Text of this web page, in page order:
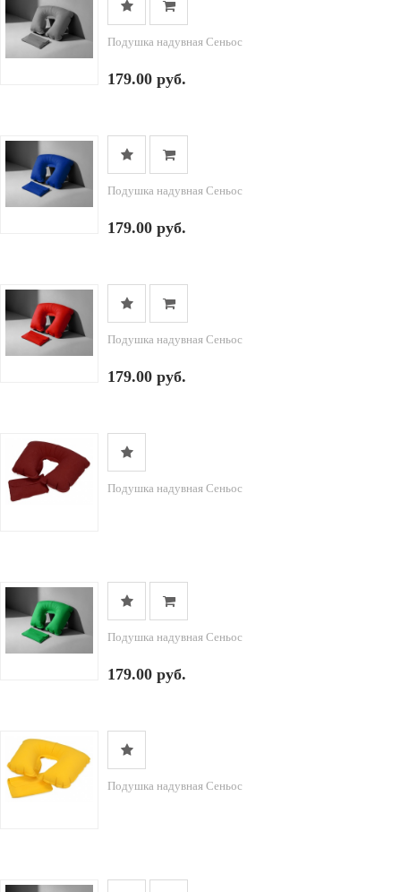
Подушка надувная Сеньос
179.00 руб.
Подушка надувная Сеньос
179.00 руб.
Подушка надувная Сеньос
179.00 руб.
Подушка надувная Сеньос
Подушка надувная Сеньос
179.00 руб.
Подушка надувная Сеньос